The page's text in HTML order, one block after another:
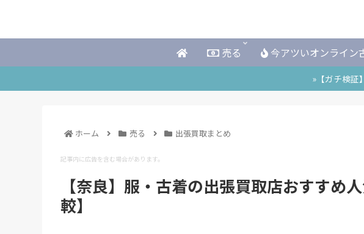
売る 今アツいオンライン
»【ガチ検証
ホーム 売る 出張買取まとめ
記事内に広告を含む場合があります。
【奈良】服・古着の出張買取店おすすめ
較】